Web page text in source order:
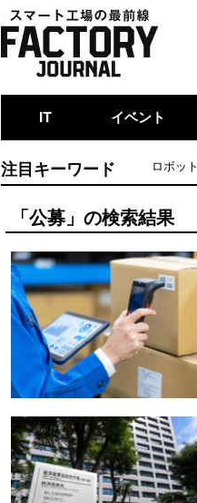
IT イベント
注目キーワード ロボット
「公募」の検索結果